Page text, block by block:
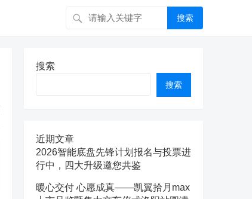
搜索
搜索
搜索
近期文章
2026智能底盘先锋计划报名与投票进
行中，四大升级邀您共鉴
暖心交付 心愿成真——凯翼拾月max